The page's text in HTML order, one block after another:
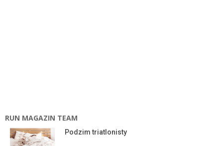
RUN MAGAZIN TEAM
Podzim triatlonisty